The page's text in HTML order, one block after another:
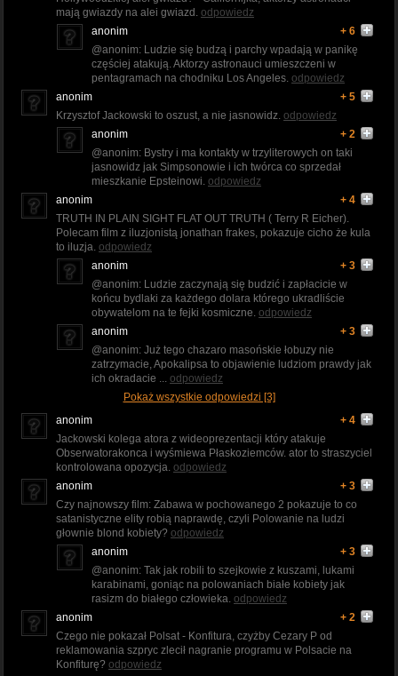
mają gwiazdy na alei gwiazd. odpowiedz
anonim
+ 6
@anonim: Ludzie się budzą i parchy wpadają w panikę
częściej atakują. Aktorzy astronauci umieszczeni w
pentagramach na chodniku Los Angeles. odpowiedz
anonim
+ 5
Krzysztof Jackowski to oszust, a nie jasnowidz. odpowiedz
anonim
+ 2
@anonim: Bystry i ma kontakty w trzyliterowych on taki
jasnowidz jak Simpsonowie i ich twórca co sprzedał
mieszkanie Epsteinowi. odpowiedz
anonim
+ 4
TRUTH IN PLAIN SIGHT FLAT OUT TRUTH ( Terry R Eicher).
Polecam film z iluzjonistą jonathan frakes, pokazuje cicho że kula
to iluzja. odpowiedz
anonim
+ 3
@anonim: Ludzie zaczynają się budzić i zapłacicie w
końcu bydlaki za każdego dolara którego ukradliście
obywatelom na te fejki kosmiczne. odpowiedz
anonim
+ 3
@anonim: Już tego chazaro masońskie łobuzy nie
zatrzymacie, Apokalipsa to objawienie ludziom prawdy jak
ich okradacie ... odpowiedz
Pokaż wszystkie odpowiedzi [3]
anonim
+ 4
Jackowski kolega atora z wideoprezentacji który atakuje
Obserwatorakonca i wyśmiewa Płaskoziemców. ator to straszyciel
kontrolowana opozycja. odpowiedz
anonim
+ 3
Czy najnowszy film: Zabawa w pochowanego 2 pokazuje to co
satanistyczne elity robią naprawdę, czyli Polowanie na ludzi
głownie blond kobiety? odpowiedz
anonim
+ 3
@anonim: Tak jak robili to szejkowie z kuszami, lukami
karabinami, goniąc na polowaniach białe kobiety jak
rasizm do białego człowieka. odpowiedz
anonim
+ 2
Czego nie pokazał Polsat - Konfitura, czyżby Cezary P od
reklamowania szpryc zlecił nagranie programu w Polsacie na
Konfiturę? odpowiedz